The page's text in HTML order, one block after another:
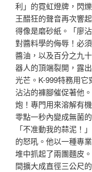
利」的霓虹燈牌，閃
王醋狂的聲音再次響
得像是磨砂紙。「廖
對醬料學的侮辱！必
醬油，以及百分之九
器人的頂端裂開，露
光芒。K-999特務用
沾沾的褲腳催促著他
炮！專門用來溶解有
零點一秒內變成無菌
「不准動我的蒜泥！
的怒吼。他以一種專
堆中抓起了兩團麵皮
間擴大成直徑三公尺